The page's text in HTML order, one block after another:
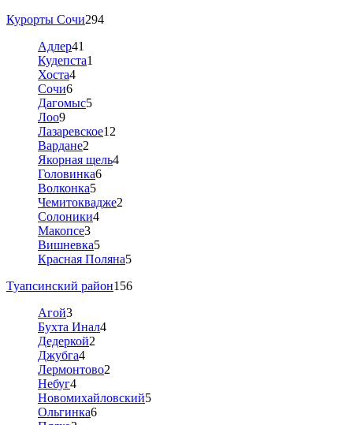
Курорты Сочи294
Адлер41
Кудепста1
Хоста4
Сочи6
Дагомыс5
Лоо9
Лазаревское12
Вардане2
Якорная щель4
Головинка6
Волконка5
Чемитоквадже2
Солоники4
Макопсе3
Вишневка5
Красная Поляна5
Туапсинский район156
Агой3
Бухта Инал4
Дедеркой2
Джубга4
Лермонтово2
Небуг4
Новомихайловский5
Ольгинка6